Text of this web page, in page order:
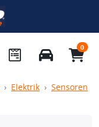
0
Elektrik
Sensoren